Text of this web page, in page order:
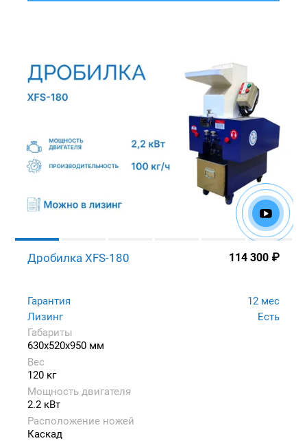
Дробилка XFS-180 114 300 ₽
Гарантия
12 мес
Лизинг
Есть
Габариты
630x520x950 мм
Вес
120 кг
Мощность двигателя
2.2 кВт
Расположение ножей
Каскад